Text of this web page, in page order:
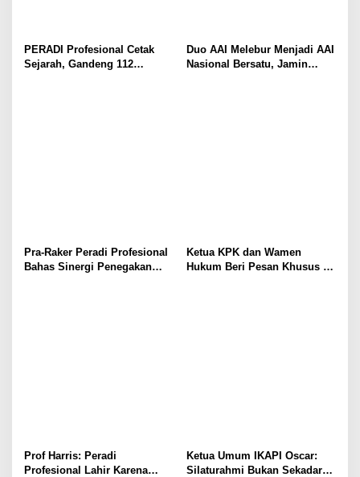
PERADI Profesional Cetak
Sejarah, Gandeng 112
Duo AAI Melebur Menjadi AAI
Nasional Bersatu, Jamin
Pra-Raker Peradi Profesional
Bahas Sinergi Penegakan
Ketua KPK dan Wamen
Hukum Beri Pesan Khusus di
Prof Harris: Peradi
Profesional Lahir Karena
Ketua Umum IKAPI Oscar:
Silaturahmi Bukan Sekadar